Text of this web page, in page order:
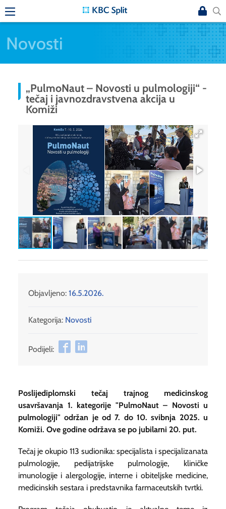
Novosti
„PulmoNaut – Novosti u pulmologiji“ -
tečaj i javnozdravstvena akcija u
Komiži
Objavljeno: 16.5.2026.
Kategorija: Novosti
Podijeli:
Poslijediplomski tečaj trajnog medicinskog
usavršavanja 1. kategorije "PulmoNaut – Novosti u
pulmologiji" održan je od 7. do 10. svibnja 2025. u
Komiži. Ove godine održava se po jubilarni 20. put.
Tečaj je okupio 113 sudionika: specijalista i specijalizanata
pulmologije, pedijatrijske pulmologije, kliničke
imunologije i alergologije, interne i obiteljske medicine,
medicinskih sestara i predstavnika farmaceutskih tvrtki.